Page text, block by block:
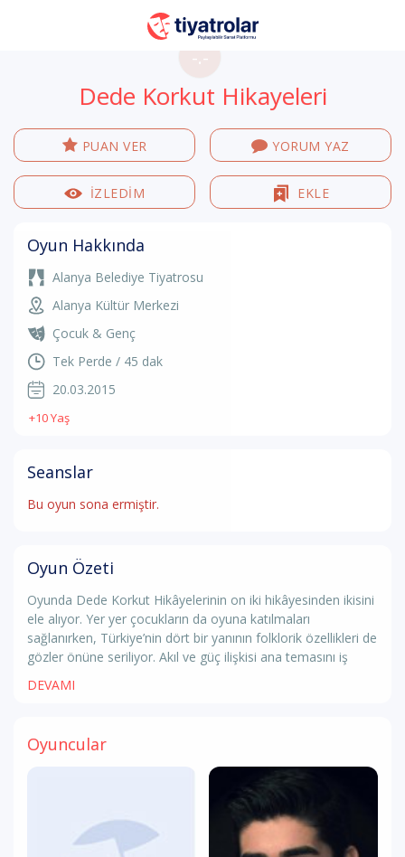
-.-
Dede Korkut Hikayeleri
PUAN VER YORUM YAZ
İZLEDİM EKLE
Oyun Hakkında
Alanya Belediye Tiyatrosu
Alanya Kültür Merkezi
Çocuk & Genç
Tek Perde / 45 dak
20.03.2015
+10 Yaş
Seanslar
Bu oyun sona ermiştir.
Oyun Özeti
Oyunda Dede Korkut Hikâyelerinin on iki hikâyesinden ikisini
ele alıyor. Yer yer çocukların da oyuna katılmaları
sağlanırken, Türkiye’nin dört bir yanının folklorik özellikleri de
gözler önüne seriliyor. Akıl ve güç ilişkisi ana temasını iş
DEVAMI
Oyuncular